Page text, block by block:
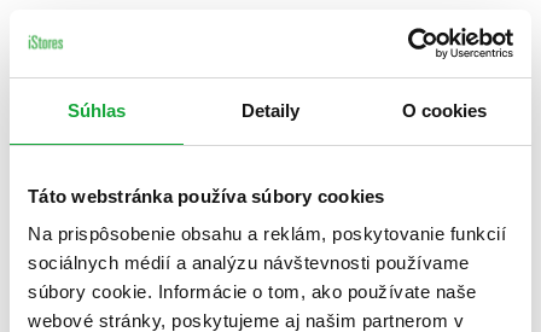
Súhlas Detaily O cookies
Táto webstránka používa súbory cookies
Na prispôsobenie obsahu a reklám, poskytovanie funkcií
sociálnych médií a analýzu návštevnosti používame
súbory cookie. Informácie o tom, ako používate naše
webové stránky, poskytujeme aj našim partnerom v